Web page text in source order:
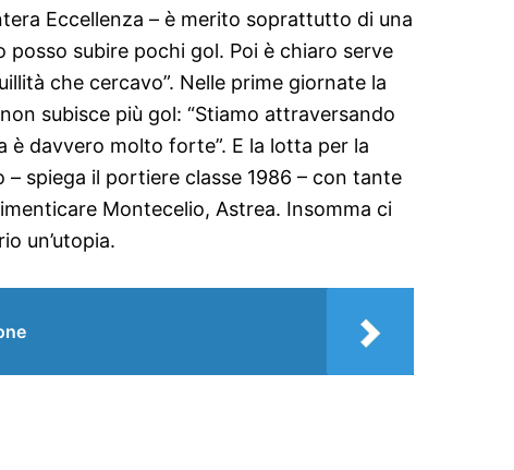
Eccellenza – è merito soprattutto di una
subire pochi gol. Poi è chiaro serve
che cercavo”. Nelle prime giornate la
subisce più gol: “Stiamo attraversando
davvero molto forte”. E la lotta per la
– spiega il portiere classe 1986 – con tante
Montecelio, Astrea. Insomma ci
un’utopia.